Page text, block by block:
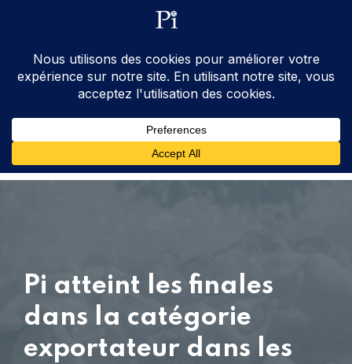
ventes@processinstruments.fr
Pi atteint les finales
dans la catégorie
exportateur dans les